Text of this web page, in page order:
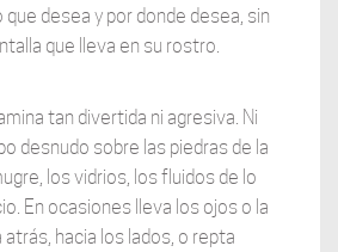
desea y por donde desea, sin
que lleva en su rostro.
tan divertida ni agresiva. Ni
desnudo sobre las piedras de la
los vidrios, los fluidos de lo
En ocasiones lleva los ojos o la
hacia los lados, o repta